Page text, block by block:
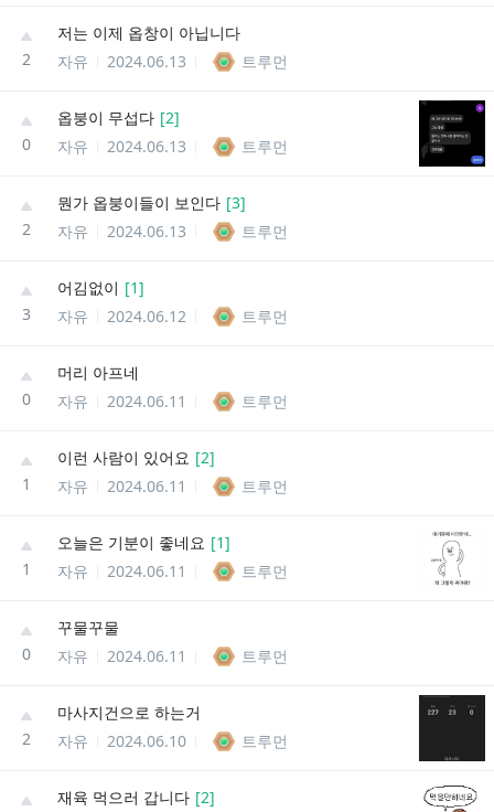
2
저는 이제 옵창이 아닙니다
자유
2024.06.13 트루먼
0
옵붕이 무섭다 [2]
자유
2024.06.13 트루먼
2
뭔가 옵붕이들이 보인다 [3]
자유
2024.06.13 트루먼
3
어김없이 [1]
자유
2024.06.12 트루먼
0
머리 아프네
자유
2024.06.11 트루먼
1
이런 사람이 있어요 [2]
자유
2024.06.11 트루먼
1
오늘은 기분이 좋네요 [1]
자유
2024.06.11 트루먼
0
꾸물꾸물
자유
2024.06.11 트루먼
2
마사지건으로 하는거
자유
2024.06.10 트루먼
재육 먹으러 갑니다 [2]